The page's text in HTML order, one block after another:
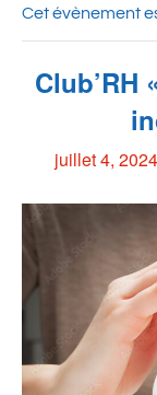
Cet évènement
Club’RH
juillet 4,